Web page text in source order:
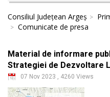
Consiliul Județean Argeș
Comunicate de presa
Material de informare
Strategiei de Dezvoltare
07 Nov 2023 , 4260 Views